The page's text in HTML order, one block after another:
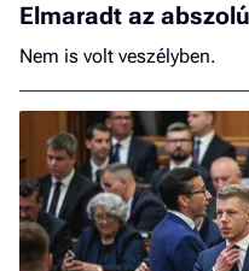
Elmaradt az
Nem is volt veszélyben.